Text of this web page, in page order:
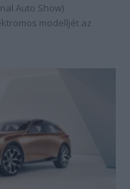
Auto Show)
modelljét az